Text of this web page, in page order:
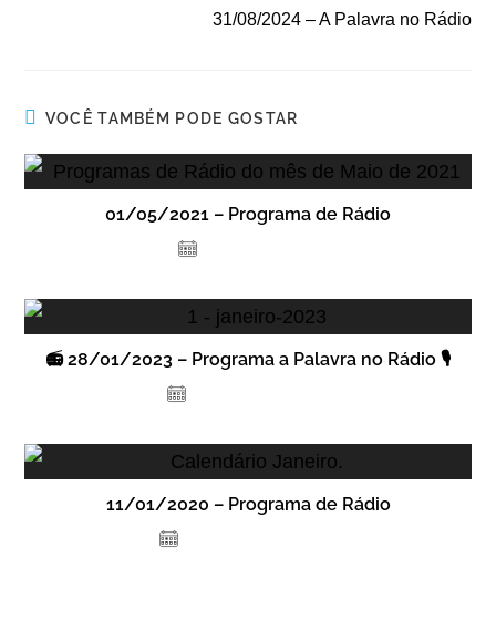
31/08/2024 – A Palavra no Rádio
VOCÊ TAMBÉM PODE GOSTAR
01/05/2021 – Programa de Rádio
📻 28/01/2023 – Programa a Palavra no Rádio 🎙️
11/01/2020 – Programa de Rádio